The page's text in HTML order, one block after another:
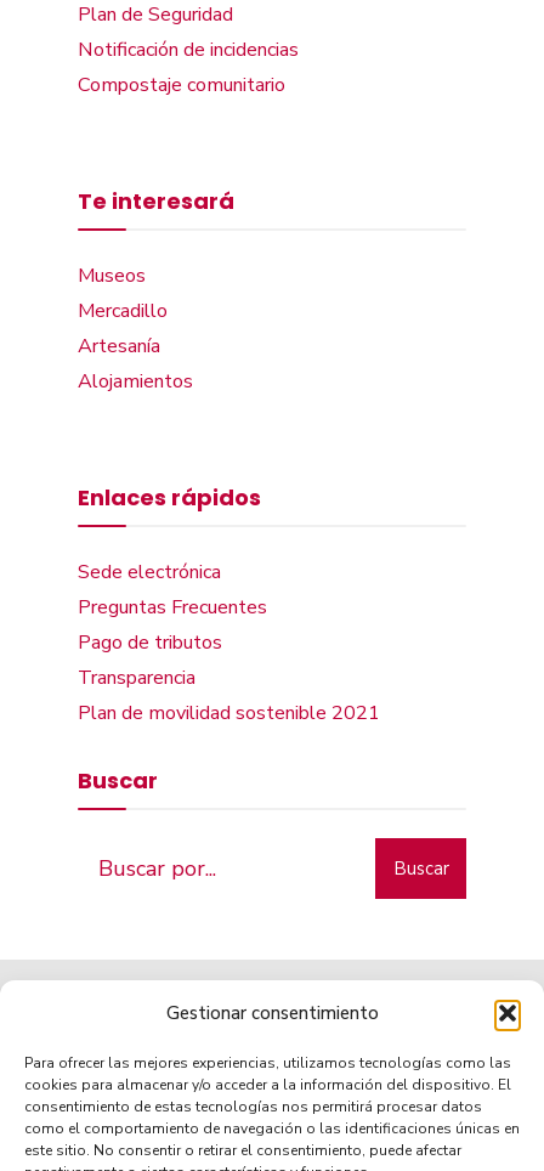
Gestionar consentimiento
Para ofrecer las mejores experiencias, utilizamos tecnologías como las
cookies para almacenar y/o acceder a la información del dispositivo. El
consentimiento de estas tecnologías nos permitirá procesar datos
como el comportamiento de navegación o las identificaciones únicas en
este sitio. No consentir o retirar el consentimiento, puede afectar
Plan de Seguridad
Notificación de incidencias
Compostaje comunitario
Te interesará
Museos
Mercadillo
Artesanía
Alojamientos
Enlaces rápidos
Sede electrónica
Preguntas Frecuentes
Pago de tributos
Transparencia
Plan de movilidad sostenible 2021
Buscar
Buscar
Municipio de tradición